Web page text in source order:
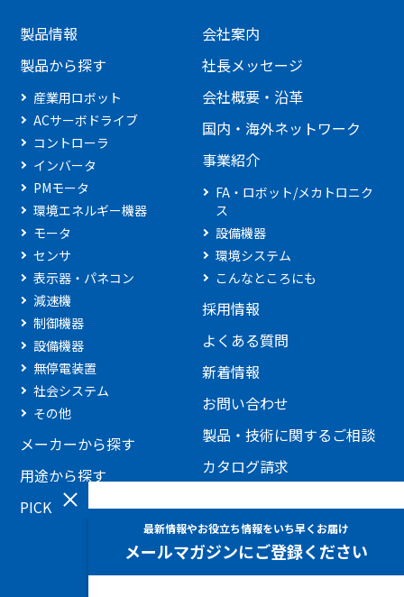
製品情報
製品から探す
産業用ロボット
ACサーボドライブ
コントローラ
インバータ
PMモータ
環境エネルギー機器
モータ
センサ
表示器・パネコン
減速機
制御機器
設備機器
無停電装置
社会システム
その他
メーカーから探す
用途から探す
PICKUP製品
会社案内
社長メッセージ
会社概要・沿革
国内・海外ネットワーク
事業紹介
FA・ロボット/メカトロニク
ス
設備機器
環境システム
こんなところにも
採用情報
よくある質問
新着情報
お問い合わせ
製品・技術に関するご相談
カタログ請求
添付ファイルを利用したお
問い合わせ
ホームページに関するお問